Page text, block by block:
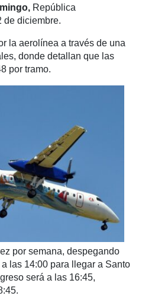
República
de diciembre.
la aerolínea a través de una
donde detallan que las
por tramo.
por semana, despegando
las 14:00 para llegar a Santo
será a las 16:45,